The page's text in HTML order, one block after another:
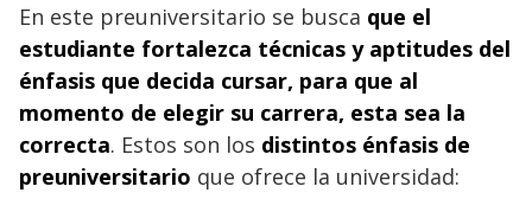
En este preuniversitario se busca que el
estudiante fortalezca técnicas y aptitudes del
énfasis que decida cursar, para que al
momento de elegir su carrera, esta sea la
correcta. Estos son los distintos énfasis de
preuniversitario que ofrece la universidad: